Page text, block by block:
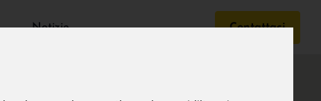
Notizie Contattaci